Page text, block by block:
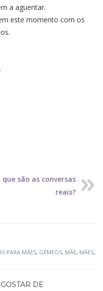
a aguentar.
este momento com os
que são as conversas
reais?
PARA MÃES, GÉMEOS, MÃE, MÃES,
DE